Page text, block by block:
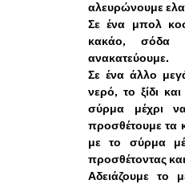
αλευρώνουμε
Σε ένα μπολ
κακάο, σόδα
ανακατεύουμε.
Σε ένα άλλο
νερό, το ξίδι
σύρμα μέχρι
προσθέτουμε τα
με το σύρμα
προσθέτοντας
Αδειάζουμε το